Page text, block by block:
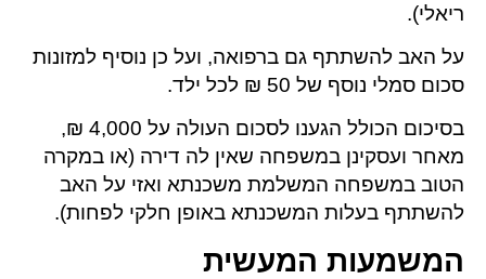
ריאלי).
על האב להשתתף גם ברפואה, ועל כן נוסיף למזונות
סכום סמלי נוסף של 50 ₪ לכל ילד.
בסיכום הכולל הגענו לסכום העולה על 4,000 ₪,
מאחר ועסקינן במשפחה שאין לה דירה (או במקרה
הטוב במשפחה המשלמת משכנתא ואזי על האב
להשתתף בעלות המשכנתא באופן חלקי לפחות).
המשמעות המעשית